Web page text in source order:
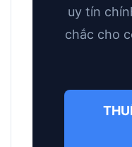
uy tín
chắc cho